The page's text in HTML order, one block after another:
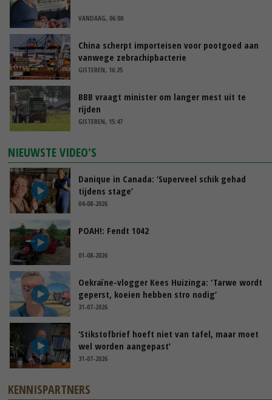
VANDAAG, 06:00
China scherpt importeisen voor pootgoed aan
vanwege zebrachipbacterie
GISTEREN, 16:25
BBB vraagt minister om langer mest uit te
rijden
GISTEREN, 15:47
NIEUWSTE VIDEO'S
Danique in Canada: ‘Superveel schik gehad
tijdens stage’
04-08-2026
POAH!: Fendt 1042
01-08-2026
Oekraïne-vlogger Kees Huizinga: ‘Tarwe wordt
geperst, koeien hebben stro nodig’
31-07-2026
‘Stikstofbrief hoeft niet van tafel, maar moet
wel worden aangepast’
31-07-2026
KENNISPARTNERS